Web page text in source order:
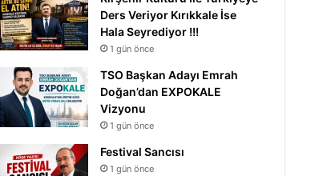
Ders Veriyor Kırıkkale İse
Hala Seyrediyor !!!
1 gün önce
TSO Başkan Adayı Emrah
Doğan’dan EXPOKALE
Vizyonu
1 gün önce
Festival Sancısı
1 gün önce